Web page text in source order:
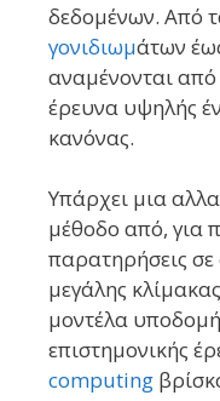
δεδομένων. Από
γονιδιωμάτων
αναμένονται από
έρευνα υψηλής
κανόνας.
Υπάρχει μια
μέθοδο από, για
παρατηρήσεις σε
μεγάλης
μοντέλα
επιστημονικής
computing